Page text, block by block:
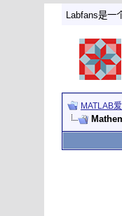
Labfans是一
MATLAB